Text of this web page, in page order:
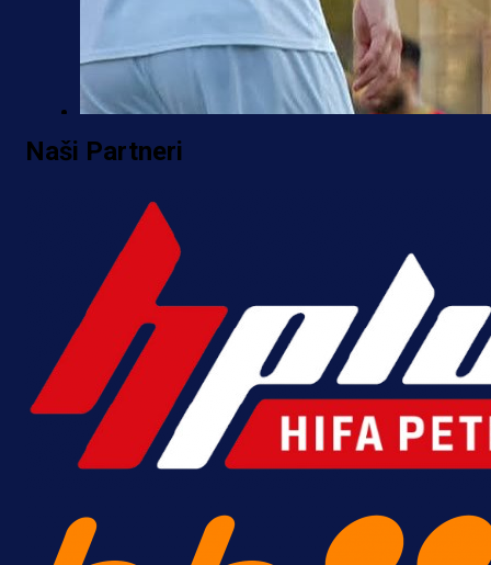
Banje Luke zgrozile javnost:
zbog skandiranja Ratku Mladiću!
18 h 56 min
Naši Partneri